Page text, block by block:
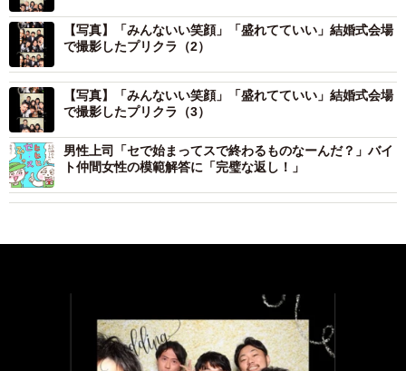
【写真】「みんないい笑顔」「盛れてていい」結婚式会場
で撮影したプリクラ（2）
【写真】「みんないい笑顔」「盛れてていい」結婚式会場
で撮影したプリクラ（3）
男性上司「セで始まってスで終わるものなーんだ？」バイ
ト仲間女性の模範解答に「完璧な返し！」